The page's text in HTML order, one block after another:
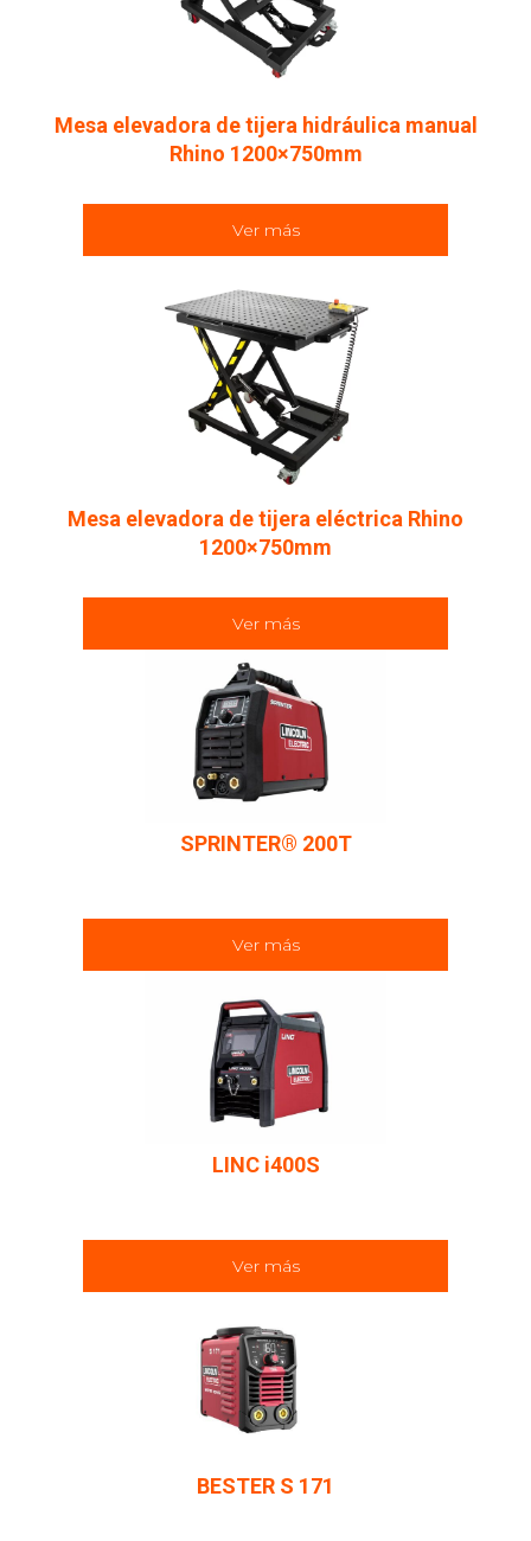
Mesa elevadora de tijera hidráulica manual
Rhino 1200×750mm
Ver más
Mesa elevadora de tijera eléctrica Rhino
1200×750mm
Ver más
SPRINTER® 200T
Ver más
LINC i400S
Ver más
BESTER S 171